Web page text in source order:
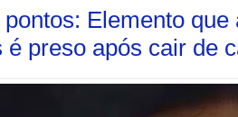
pontos: Elemento
é preso após cair de